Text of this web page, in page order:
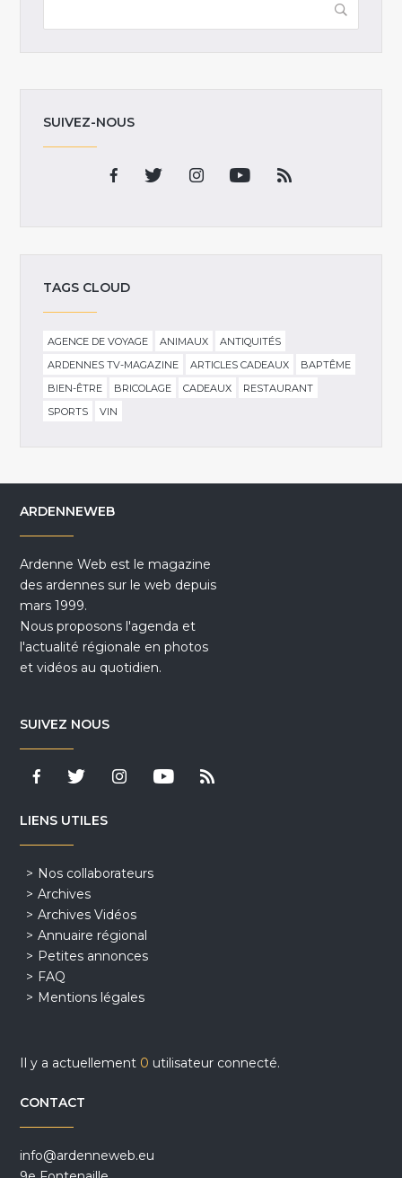
SUIVEZ-NOUS
TAGS CLOUD
AGENCE DE VOYAGE ANIMAUX
ANTIQUITÉS
ARDENNES TV-MAGAZINE
ARTICLES CADEAUX
BAPTÊME
BIEN-ÊTRE
BRICOLAGE CADEAUX
RESTAURANT
SPORTS
VIN
ARDENNEWEB
Ardenne Web est le magazine
des ardennes sur le web depuis
mars 1999.
Nous proposons l'agenda et
l'actualité régionale en photos
et vidéos au quotidien.
SUIVEZ NOUS
LIENS UTILES
Nos collaborateurs
Archives
Archives Vidéos
Annuaire régional
Petites annonces
FAQ
Mentions légales
Il y a actuellement 0 utilisateur connecté.
CONTACT
info@ardenneweb.eu